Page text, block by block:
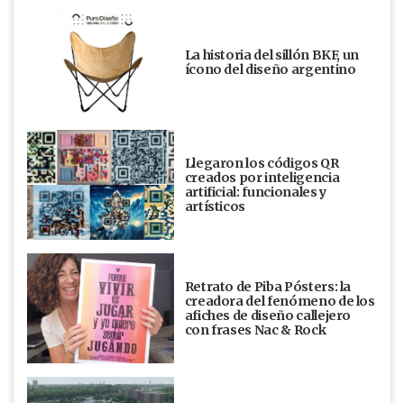
La historia del sillón BKF, un
ícono del diseño argentino
Llegaron los códigos QR
creados por inteligencia
artificial: funcionales y
artísticos
Retrato de Piba Pósters: la
creadora del fenómeno de los
afiches de diseño callejero
con frases Nac & Rock